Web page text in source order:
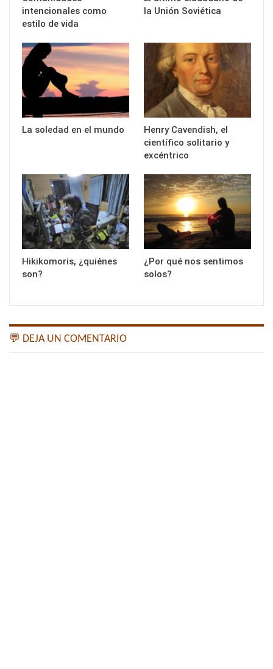
intencionales como
estilo de vida
la Unión Soviética
La soledad en el mundo
Henry Cavendish, el
científico solitario y
excéntrico
Hikikomoris, ¿quiénes
son?
¿Por qué nos sentimos
solos?
💬 DEJA UN COMENTARIO